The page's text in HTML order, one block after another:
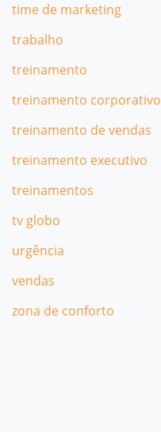
time de marketing
trabalho
treinamento
treinamento corporativo
treinamento de vendas
treinamento executivo
treinamentos
tv globo
urgência
vendas
zona de conforto